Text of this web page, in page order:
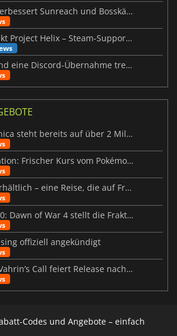
Palworld-Update verbessert Sunreach und Bosskämpfe deutlich
Microsoft überdenkt Project Helix – Steam-Support gefährdet
Malware-Karten und eine Discord-Übernahme treffen Meccha Chameleon
Resident Evil Veronica steht bereits auf über 2 Millionen Wunschlisten
Beast of Reincarnation: Frischer Kurs vom Pokémon-Studio
Big Walk ist jetzt erhältlich – eine Reise, die auf Freundschaft basiert
Warhammer 40.000: Dawn of War 4 stellt die Fraktion der Necrons vor
offiziell angekündigt
Forsaken Realms: Vahrin’s Call feiert Release nach 10 Jahren
Codes und Angebote – einfach